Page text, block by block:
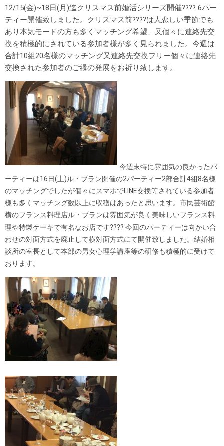
12/15(金)~18日(月)迄クリスマス前婚活シリーズ開催???? 6パー
ティー開催致しました。クリスマス前????は人恋しい季節でも
あり本気モードの方も多くマッチング希望、又個々に連絡先交
換を積極的にされている参加者様が多く見られました。今週は
合計10組20名様のマッチング又連絡先交換フリー個々に連絡先
交換された参加者のご縁の発展をお祈り致します。
今週末特に雰囲気の良かったパ
ーティーは16日(土)ル・ブラン開催の2パーティー2部合計4組8名様
のマッチングでしたが個々にスマホでLINE交換等されている参加者
様も多くマッチング数以上に収穫はあったと思います。市民芸術館
横のフランス料理店ル・ブランは雰囲気が良く美味しいフランス料
理や特製ケーキで有名なお店です???? 今回のパーティーは向かい合
わせの対面方式を廃止して横対面方式にて開催致しました。結婚相
談所の室長として本部の男女心理学講座等の研修も積極的に受けて
おります。